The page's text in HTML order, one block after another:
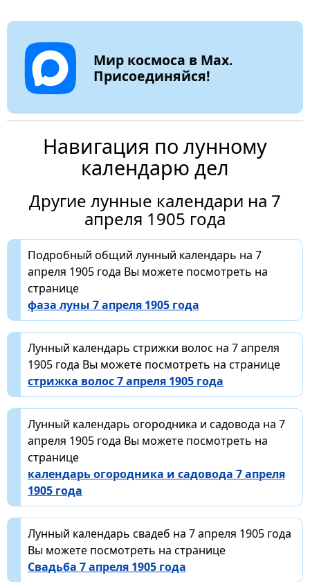
Мир космоса в Max.
Присоединяйся!
Навигация по лунному
календарю дел
Другие лунные календари на 7
апреля 1905 года
Подробный общий лунный календарь на 7
апреля 1905 года Вы можете посмотреть на
странице
фаза луны 7 апреля 1905 года
Лунный календарь стрижки волос на 7 апреля
1905 года Вы можете посмотреть на странице
стрижка волос 7 апреля 1905 года
Лунный календарь огородника и садовода на 7
апреля 1905 года Вы можете посмотреть на
странице
календарь огородника и садовода 7 апреля
1905 года
Лунный календарь свадеб на 7 апреля 1905 года
Вы можете посмотреть на странице
Свадьба 7 апреля 1905 года